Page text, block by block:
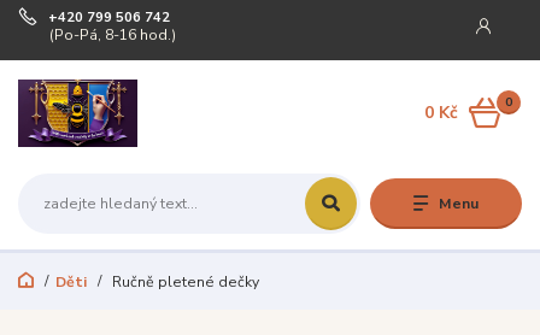
Menu
+420 799 506 742
(Po-Pá, 8-16 hod.)
0
0 Kč
Děti Ručně pletené dečky